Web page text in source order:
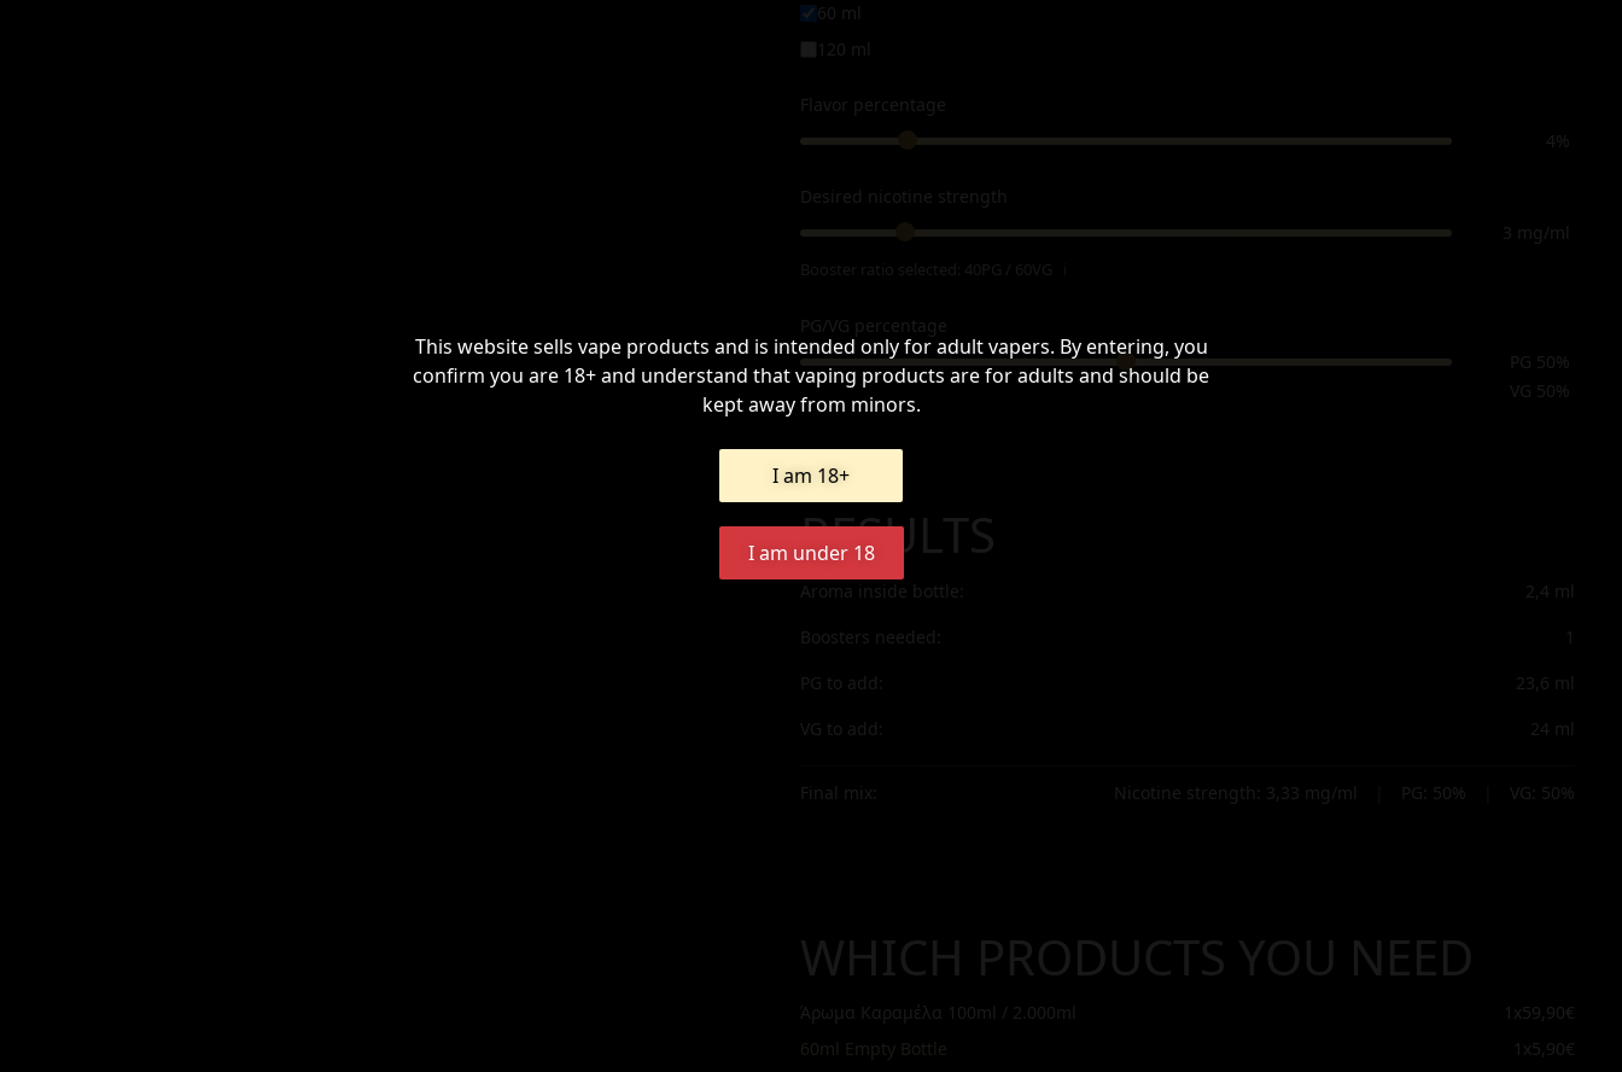
60 ml
120 ml
Flavor percentage
4%
Desired nicotine strength
3 mg/ml
PG/VG percentage
PG 50%
VG 50%
RESULTS
Aroma inside bottle: 2,4 ml
Boosters needed:
1
PG to add:
23,6 ml
VG to add:
24 ml
Final mix: Nicotine strength: 3,33 mg/ml PG: 50% VG: 50%
WHICH PRODUCTS YOU NEED
Άρωμα Καραμέλα 100ml / 2.000ml 1x59,90€
60ml Empty Bottle
1x5,90€
This website sells vape products and is intended only for adult vapers. By entering, you
confirm you are 18+ and understand that vaping products are for adults and should be
kept away from minors.
I am 18+
I am under 18